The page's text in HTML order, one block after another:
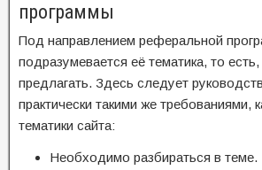
программы
Под направлением реферальной
подразумевается её тематика, то
предлагать. Здесь следует
практически такими же требованиями,
тематики сайта:
Необходимо разбираться в теме.